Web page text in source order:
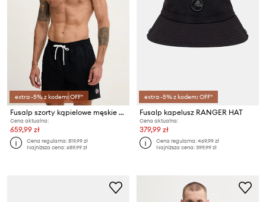
extra -5% z kodem: OFF*
Fusalp szorty kąpielowe męskie HALFI
Cena aktualna:
659,99 zł
Cena regularna:819,99 zł
Najniższa cena:689,99 zł
extra -5% z kodem: OFF*
Fusalp kapelusz RANGER HAT
Cena aktualna:
379,99 zł
Cena regularna:469,99 zł
Najniższa cena:399,99 zł